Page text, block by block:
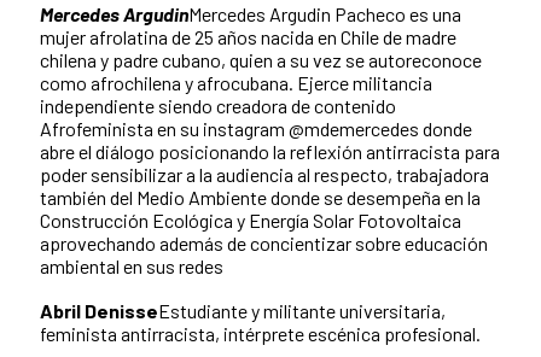
Mercedes ArgudinMercedes Argudin Pacheco es una
mujer afrolatina de 25 años nacida en Chile de madre
chilena y padre cubano, quien a su vez se autoreconoce
como afrochilena y afrocubana. Ejerce militancia
independiente siendo creadora de contenido
Afrofeminista en su instagram @mdemercedes donde
abre el diálogo posicionando la reflexión antirracista para
poder sensibilizar a la audiencia al respecto, trabajadora
también del Medio Ambiente donde se desempeña en la
Construcción Ecológica y Energía Solar Fotovoltaica
aprovechando además de concientizar sobre educación
ambiental en sus redes
Abril DenisseEstudiante y militante universitaria,
feminista antirracista, intérprete escénica profesional.